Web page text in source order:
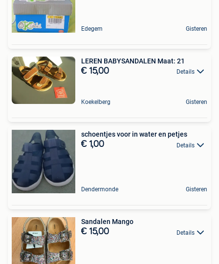
Edegem Gisteren
LEREN BABYSANDALEN Maat: 21
€ 15,00 Details
Koekelberg Gisteren
schoentjes voor in water en petjes
€ 1,00 Details
Dendermonde Gisteren
Sandalen Mango
€ 15,00 Details